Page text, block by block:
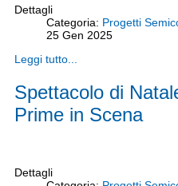
Dettagli
Categoria: Progetti
25 Gen 2025
Leggi tutto...
Spettacolo di
Prime in Scena
Dettagli